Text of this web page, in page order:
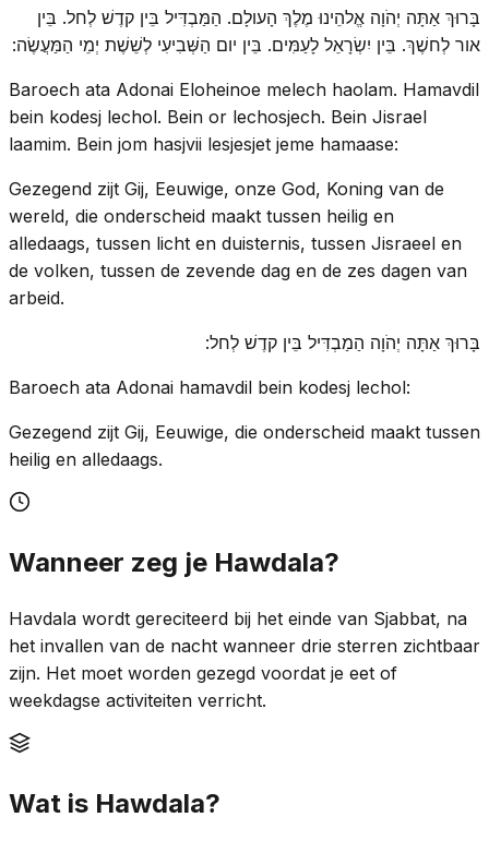
בָּרוּךְ אַתָּה יְהֹוָה אֱלהֵינוּ מֶלֶךְ הָעולָם. הַמַּבְדִּיל בֵּין קדֶשׁ לְחל. בֵּין
אור לְחשֶׁךְ. בֵּין יִשְׂרָאֵל לָעַמִּים. בֵּין יום הַשְּׁבִיעִי לְשֵׁשֶׁת יְמֵי הַמַּעֲשֶׂה:
Baroech ata Adonai Eloheinoe melech haolam. Hamavdil
bein kodesj lechol. Bein or lechosjech. Bein Jisrael
laamim. Bein jom hasjvii lesjesjet jeme hamaase:
Gezegend zijt Gij, Eeuwige, onze God, Koning van de
wereld, die onderscheid maakt tussen heilig en
alledaags, tussen licht en duisternis, tussen Jisraeel en
de volken, tussen de zevende dag en de zes dagen van
arbeid.
בָּרוּךְ אַתָּה יְהֹוָה הַמַבְדִּיל בֵּין קדֶשׁ לְחל:
Baroech ata Adonai hamavdil bein kodesj lechol:
Gezegend zijt Gij, Eeuwige, die onderscheid maakt tussen
heilig en alledaags.
Wanneer zeg je Hawdala?
Havdala wordt gereciteerd bij het einde van Sjabbat, na
het invallen van de nacht wanneer drie sterren zichtbaar
zijn. Het moet worden gezegd voordat je eet of
weekdagse activiteiten verricht.
Wat is Hawdala?